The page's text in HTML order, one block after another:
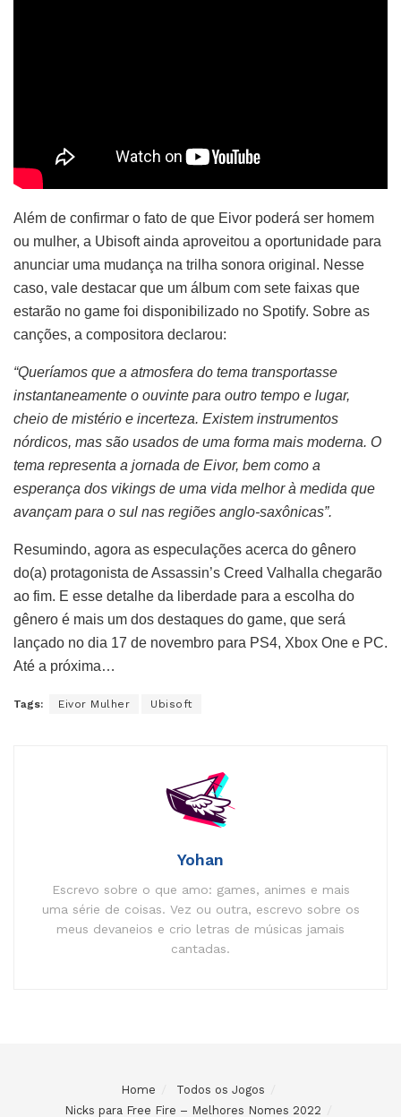
Além de confirmar o fato de que Eivor poderá ser homem
ou mulher, a Ubisoft ainda aproveitou a oportunidade para
anunciar uma mudança na trilha sonora original. Nesse
caso, vale destacar que um álbum com sete faixas que
estarão no game foi disponibilizado no Spotify. Sobre as
canções, a compositora declarou:
“Queríamos que a atmosfera do tema transportasse
instantaneamente o ouvinte para outro tempo e lugar,
cheio de mistério e incerteza. Existem instrumentos
nórdicos, mas são usados de uma forma mais moderna. O
tema representa a jornada de Eivor, bem como a
esperança dos vikings de uma vida melhor à medida que
avançam para o sul nas regiões anglo-saxônicas”.
Resumindo, agora as especulações acerca do gênero
do(a) protagonista de Assassin’s Creed Valhalla chegarão
ao fim. E esse detalhe da liberdade para a escolha do
gênero é mais um dos destaques do game, que será
lançado no dia 17 de novembro para PS4, Xbox One e PC.
Até a próxima…
Tags: Eivor Mulher Ubisoft
Yohan
Escrevo sobre o que amo: games, animes e mais
uma série de coisas. Vez ou outra, escrevo sobre os
meus devaneios e crio letras de músicas jamais
cantadas.
Home
Todos os Jogos
Nicks para Free Fire – Melhores Nomes 2022